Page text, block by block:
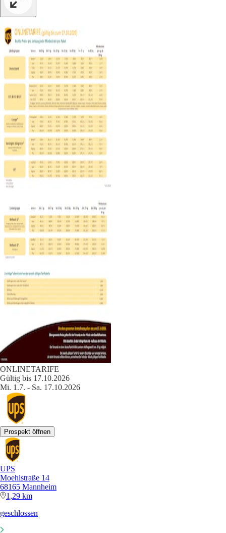
ONLINETARIFE
Gültig bis 17.10.2026
Mi. 1.7. - Sa. 17.10.2026
Prospekt öffnen
UPS
Moehlstraße 14
68165 Mannheim
1,29 km
geschlossen